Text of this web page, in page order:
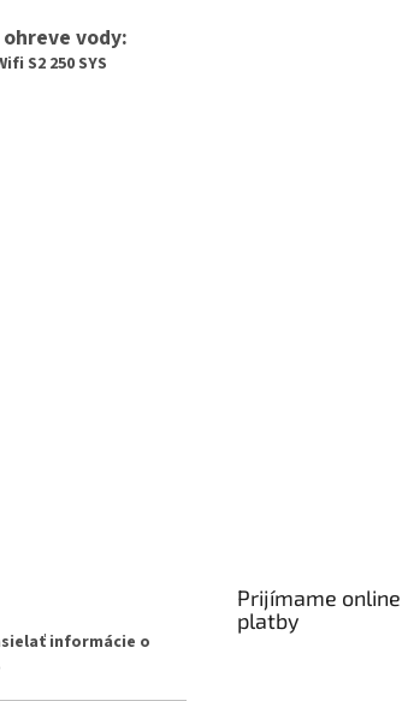
vody:
S2 250 SYS
informácie o
Prijímame online
platby